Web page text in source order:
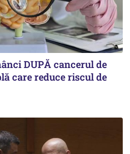
DUPĂ cancerul de
care reduce riscul de